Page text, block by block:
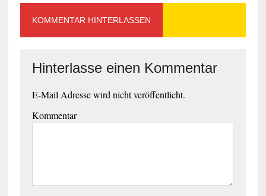
KOMMENTAR HINTERLASSEN
Hinterlasse einen Kommentar
E-Mail Adresse wird nicht veröffentlicht.
Kommentar